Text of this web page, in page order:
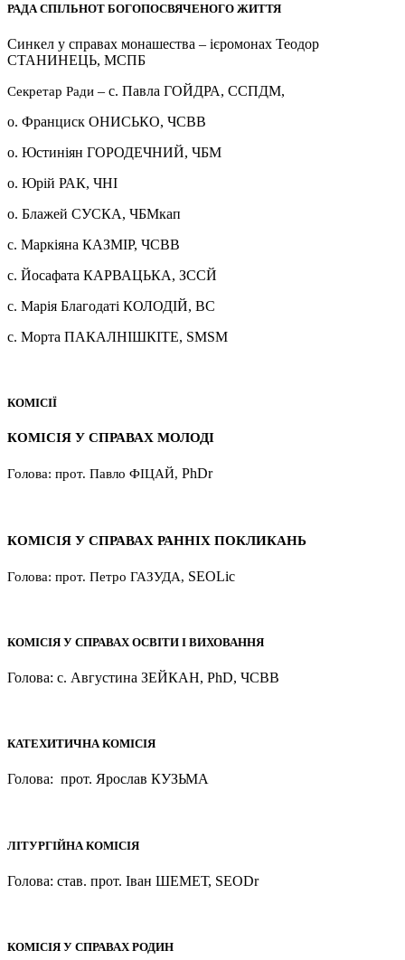
РАДА СПІЛЬНОТ БОГОПОСВЯЧЕНОГО ЖИТТЯ
Синкел у справах монашества – ієромонах Теодор
СТАНИНЕЦЬ, МСПБ
Секретар Ради – с. Павла ГОЙДРА, ССПДМ,
о. Франциск ОНИСЬКО, ЧСВВ
о. Юстиніян ГОРОДЕЧНИЙ, ЧБМ
о. Юрій РАК, ЧНІ
о. Блажей СУСКА, ЧБМкап
с. Маркіяна КАЗМІР, ЧСВВ
с. Йосафата КАРВАЦЬКА, ЗССЙ
с. Марія Благодаті КОЛОДІЙ, ВС
с. Морта ПАКАЛНІШКІТЕ, SMSM
КОМІСІЇ
КОМІСІЯ У СПРАВАХ МОЛОДІ
Голова: прот. Павло ФІЦАЙ, PhDr
КОМІСІЯ У СПРАВАХ РАННІХ ПОКЛИКАНЬ
Голова: прот. Петро ГАЗУДА, SEOLic
КОМІСІЯ У СПРАВАХ ОСВІТИ І ВИХОВАННЯ
Голова: с. Августина ЗЕЙКАН, PhD, ЧСВВ
КАТЕХИТИЧНА КОМІСІЯ
Голова: прот. Ярослав КУЗЬМА
ЛІТУРГІЙНА КОМІСІЯ
Голова: став. прот. Іван ШЕМЕТ, SEODr
КОМІСІЯ У СПРАВАХ РОДИН